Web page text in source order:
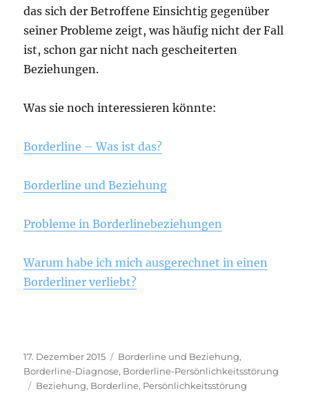
das sich der Betroffene Einsichtig gegenüber
seiner Probleme zeigt, was häufig nicht der Fall
ist, schon gar nicht nach gescheiterten
Beziehungen.
Was sie noch interessieren könnte:
Borderline – Was ist das?
Borderline und Beziehung
Probleme in Borderlinebeziehungen
Warum habe ich mich ausgerechnet in einen
Borderliner verliebt?
Veröffentlicht
am
17. Dezember 2015 Kategorien
Borderline und Beziehung,
Borderline-Diagnose, Borderline-Persönlichkeitsstörung
Schlagwörter
Beziehung, Borderline, Persönlichkeitsstörung